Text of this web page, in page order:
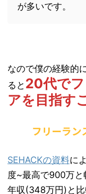
が多いです。
なので僕の経験的
ると 20代で
アを目指す
フリーラン
SEHACKの資料に
度~最高で900万
年収(348万円)と比